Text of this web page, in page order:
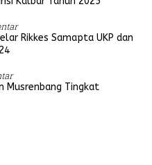
Rikkes Samapta UKP dan
Musrenbang Tingkat